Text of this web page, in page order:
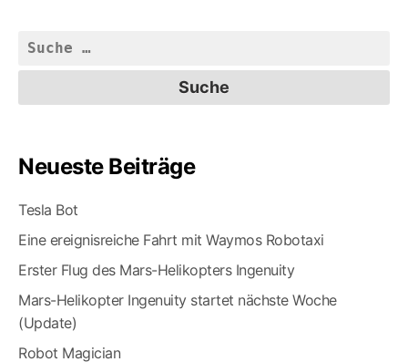
Suche
nach:
Neueste Beiträge
Tesla Bot
Eine ereignisreiche Fahrt mit Waymos Robotaxi
Erster Flug des Mars-Helikopters Ingenuity
Mars-Helikopter Ingenuity startet nächste Woche
(Update)
Robot Magician